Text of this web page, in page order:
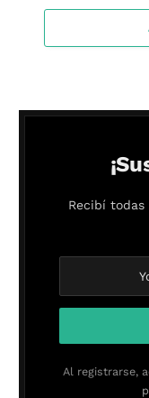
Recibí todas
Al registrarse,